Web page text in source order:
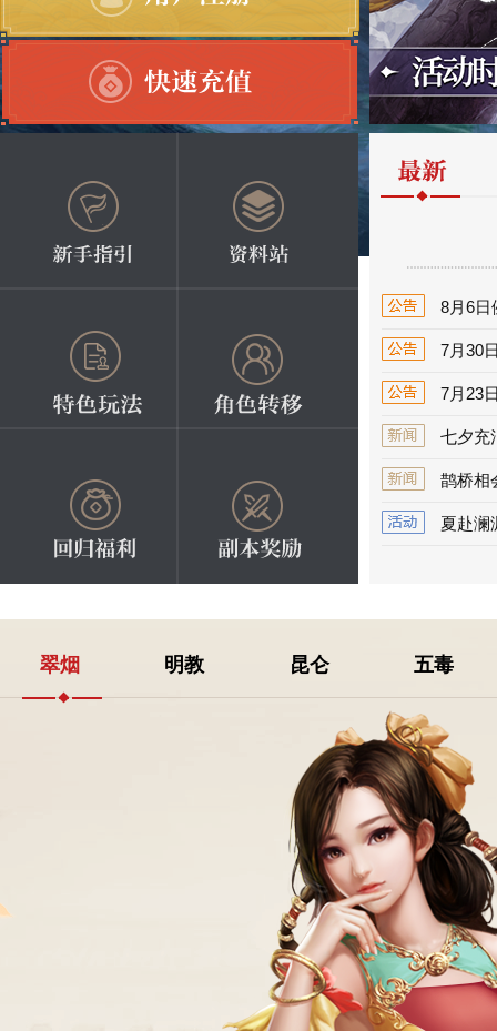
8月6日
7月30
7月23
七夕充
鹊桥相
夏赴澜
翠烟 明教 昆仑 五毒